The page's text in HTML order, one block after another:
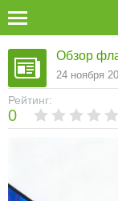
Рейтинг:
0
Обзор
24 ноября